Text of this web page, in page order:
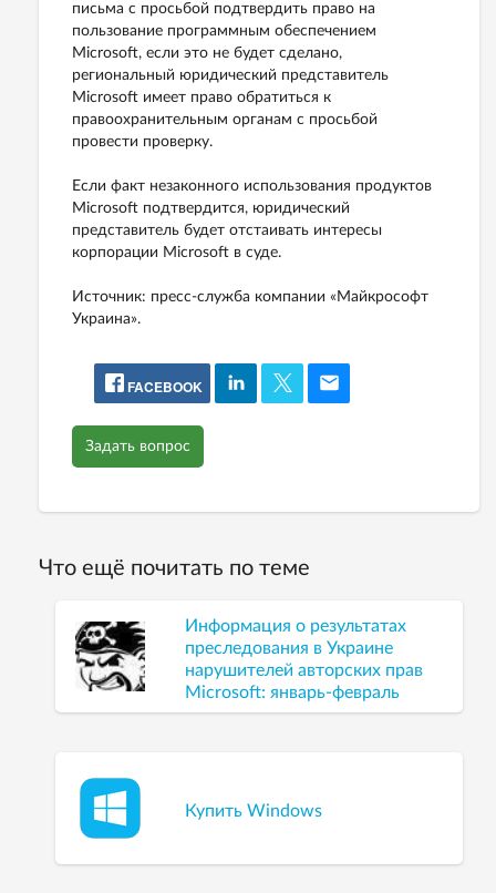
письма с просьбой подтвердить право на
пользование программным обеспечением
Microsoft, если это не будет сделано,
региональный юридический представитель
Microsoft имеет право обратиться к
правоохранительным органам с просьбой
провести проверку.
Если факт незаконного использования продуктов
Microsoft подтвердится, юридический
представитель будет отстаивать интересы
корпорации Microsoft в суде.
Источник: пресс-служба компании «Майкрософт
Украина».
FACEBOOK
Задать вопрос
Что ещё почитать по теме
Информация о результатах
преследования в Украине
нарушителей авторских прав
Microsoft: январь-февраль
2012 года
Купить Windows